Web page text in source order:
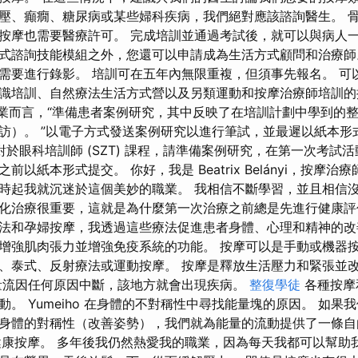
、癲癇、糖尿病或某些婦科疾病，我們絕對應該諮詢醫生。
摩也需要醫療許可。 完成培訓並通過考試後，就可以與病人
諮詢技能模組之外，您還可以申請成為生活方式顧問和治療
要進行錄影。 培訓可在五年內無限重複，但須事先報名。 可
培訓、自然療法生活方式營以及另類運動和按摩治療師培訓
而言，“準備患者案例研究，其中反映了在培訓計劃中學到的
）。 ”以電子方式發送案例研究以進行筆試，並最遲以紙本
眼科培訓師 (SZT) 課程，請準備案例研究，在第一次考試
前以紙本形式提交。 你好，我是 Beatrix Belányi，按摩治療
起我就沉迷於這個美妙的職業。 我相信不斷學習，並且相信
治療很重要，這就是為什麼第一次治療之前總是先進行健康
和孕婦按摩，我透過這些療法促進患者身體、心理和精神的
強肌肉張力並增強免疫系統的功能。 按摩可以是手動或機器
泰式、反射療法或運動按摩。 按摩是釋放生活壓力和緊張並
因任何原因中斷，該地方就會出現疾病。 整復學徒 各種按
。 Yumeiho 在身體的不對稱性中尋找能量塊的原因。 如果
體的對稱性（改善姿勢），我們就為能量的流動提供了一條
按摩。 多年後我仍然熱愛我的職業，因為每天我都可以幫助